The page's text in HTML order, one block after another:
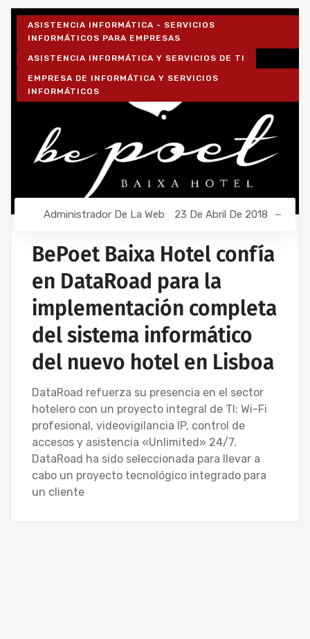
ASISTENCIA INFORMÁTICA - SERVICIOS
INFORMÁTICOS PARA EMPRESAS
ASISTENCIA INFORMÁTICA Y SERVICIOS DE TI
EMPRESA DE INFORMÁTICA Y SERVICIOS
INFORMÁTICOS
Administrador De La Web 23 De Abril De 2018
BePoet Baixa Hotel confía
en DataRoad para la
implementación completa
del sistema informático
del nuevo hotel en Lisboa
DataRoad refuerza su presencia en el sector
hotelero con un proyecto integral de TI: Wi-Fi
profesional, videovigilancia IP, control de
accesos y asistencia «Unlimited» 24/7.
DataRoad ha sido seleccionada para llevar a
cabo un proyecto tecnológico integrado para
un cliente